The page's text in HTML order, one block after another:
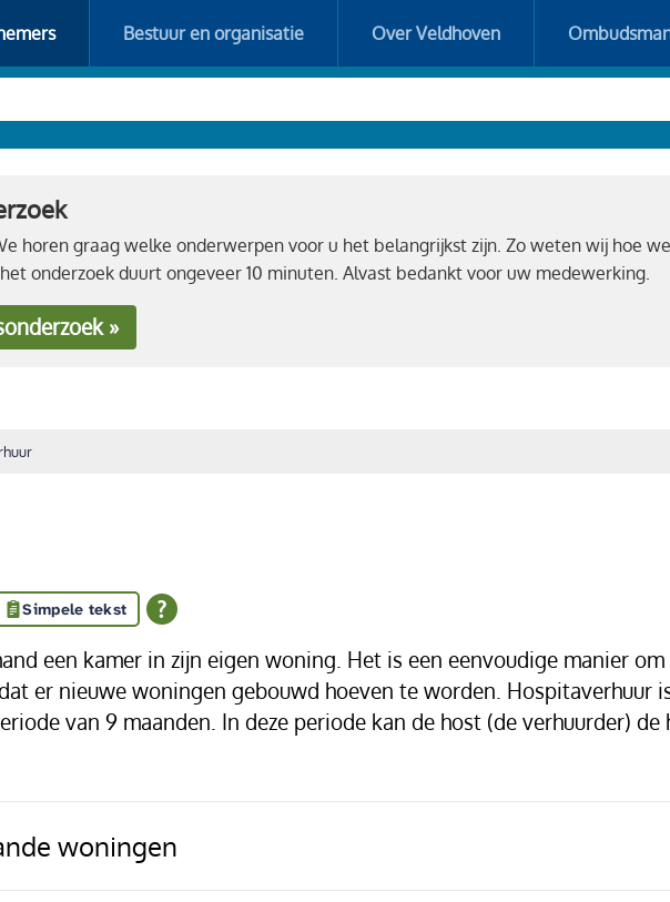
Bestuur en organisatie Over Veldhoven
horen graag welke onderwerpen voor u het belangrijkst zijn. Zo weten wij hoe
onderzoek duurt ongeveer 10 minuten. Alvast bedankt voor uw medewerking.
»
Simpele tekst
een kamer in zijn eigen woning. Het is een eenvoudige manier om
er nieuwe woningen gebouwd hoeven te worden. Hospitaverhuur
van 9 maanden. In deze periode kan de host (de verhuurder) de
woningen